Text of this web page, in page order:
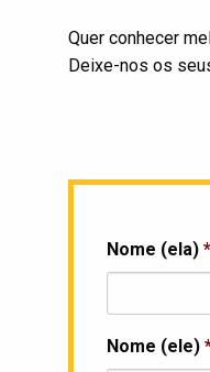
Quer conhecer
Deixe-nos os
Nome (ela) *
Nome (ele)